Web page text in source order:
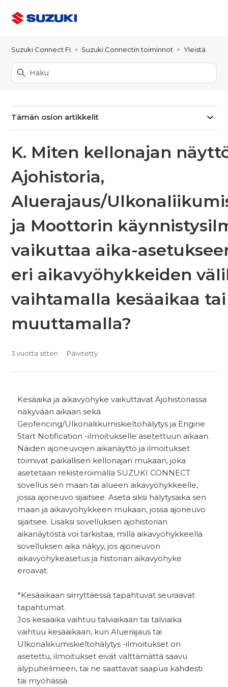
Suzuki Connect FI Suzuki Connectin toiminnot Yleistä
Tämän osion artikkelit
K. Miten kellonajan
Ajohistoria,
Aluerajaus/
ja Moottorin
vaikuttaa aika-
eri aikavyöhykkeiden
vaihtamalla kesäaikaa tai
muuttamalla?
3 vuotta sitten Päivitetty
Kesäaika ja aikavyöhyke vaikuttavat Ajohistoriassa
näkyvään aikaan sekä
Geofencing/Ulkonaliikumiskieltohälytys ja Engine
Start Notification -ilmoitukselle asetettuun aikaan.
Näiden ajoneuvojen aikanäyttö ja ilmoitukset
toimivat paikallisen kellonajan mukaan, joka
asetetaan rekisteröimällä SUZUKI CONNECT
sovellus sen maan tai alueen aikavyöhykkeelle,
jossa ajoneuvo sijaitsee. Aseta siksi hälytysaika sen
maan ja aikavyöhykkeen mukaan, jossa ajoneuvo
sijaitsee. Lisäksi sovelluksen ajohistorian
aikanäytöstä voi tarkistaa, millä aikavyöhykkeellä
sovelluksen aika näkyy, jos ajoneuvon
aikavyöhykeasetus ja historian aikavyöhyke
eroavat.
*Kesäaikaan siirryttäessä tapahtuvat seuraavat
tapahtumat.
Jos kesäaika vaihtuu talviaikaan tai talviaika
vaihtuu kesäaikaan, kun Aluerajaus tai
Ulkonaliikumiskieltohälytys -ilmoitukset on
asetettu, ilmoitukset eivät välttämättä saavu
älypuhelimeen, tai ne saattavat saapua kahdesti
tai myöhässä.